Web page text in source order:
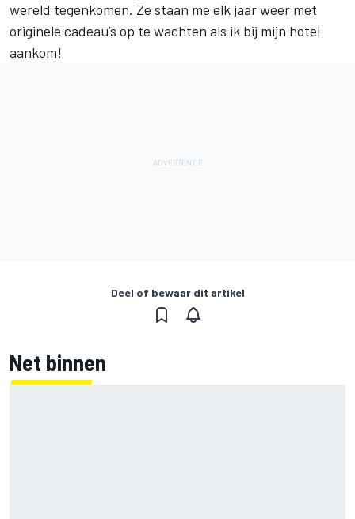
wereld tegenkomen. Ze staan me elk jaar weer met
originele cadeau’s op te wachten als ik bij mijn hotel
aankom!
Deel of bewaar dit artikel
Net binnen